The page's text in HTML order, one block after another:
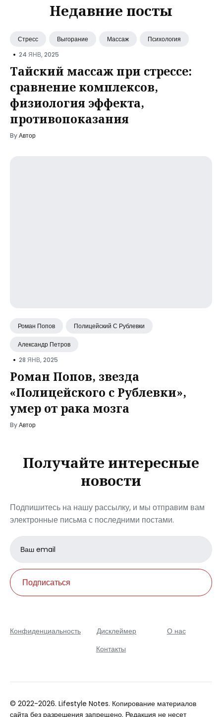
Недавние посты
Стресс Выгорание Массаж Психология
• 24 ЯНВ, 2025
Тайский массаж при стрессе:
сравнение комплексов,
физиология эффекта,
противопоказания
ByАвтор
Роман Попов Полицейский С Рублевки
Александр Петров
• 28 ЯНВ, 2025
Роман Попов, звезда
«Полицейского с Рублевки»,
умер от рака мозга
ByАвтор
Получайте интересные
новости
Подпишитесь на нашу рассылку, и мы отправим вам
электронные письма с последними постами.
Email
address
Подписаться
Конфиденциальность Дисклеймер
О нас
Контакты
© 2022-2026. Lifestyle Notes. Копирование материалов
сайта без разрешения запрещено. Редакция не несет